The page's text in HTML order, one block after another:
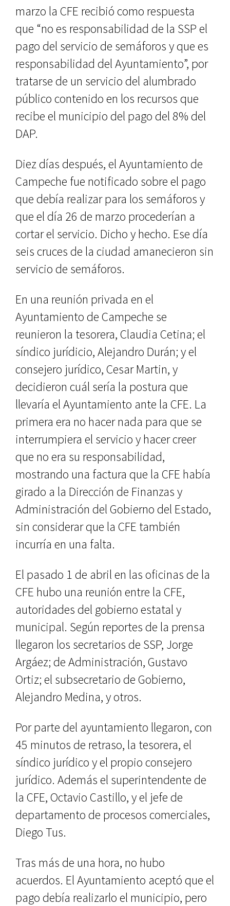
marzo la CFE recibió como respuesta
que “no es responsabilidad de la SSP el
pago del servicio de semáforos y que es
responsabilidad del Ayuntamiento”, por
tratarse de un servicio del alumbrado
público contenido en los recursos que
recibe el municipio del pago del 8% del
DAP.
Diez días después, el Ayuntamiento de
Campeche fue notificado sobre el pago
que debía realizar para los semáforos y
que el día 26 de marzo procederían a
cortar el servicio. Dicho y hecho. Ese día
seis cruces de la ciudad amanecieron sin
servicio de semáforos.
En una reunión privada en el
Ayuntamiento de Campeche se
reunieron la tesorera, Claudia Cetina; el
síndico jurídicio, Alejandro Durán; y el
consejero jurídico, Cesar Martin, y
decidieron cuál sería la postura que
llevaría el Ayuntamiento ante la CFE. La
primera era no hacer nada para que se
interrumpiera el servicio y hacer creer
que no era su responsabilidad,
mostrando una factura que la CFE había
girado a la Dirección de Finanzas y
Administración del Gobierno del Estado,
sin considerar que la CFE también
incurría en una falta.
El pasado 1 de abril en las oficinas de la
CFE hubo una reunión entre la CFE,
autoridades del gobierno estatal y
municipal. Según reportes de la prensa
llegaron los secretarios de SSP, Jorge
Argáez; de Administración, Gustavo
Ortiz; el subsecretario de Gobierno,
Alejandro Medina, y otros.
Por parte del ayuntamiento llegaron, con
45 minutos de retraso, la tesorera, el
síndico jurídico y el propio consejero
jurídico. Además el superintendente de
la CFE, Octavio Castillo, y el jefe de
departamento de procesos comerciales,
Diego Tus.
Tras más de una hora, no hubo
acuerdos. El Ayuntamiento aceptó que el
pago debía realizarlo el municipio, pero